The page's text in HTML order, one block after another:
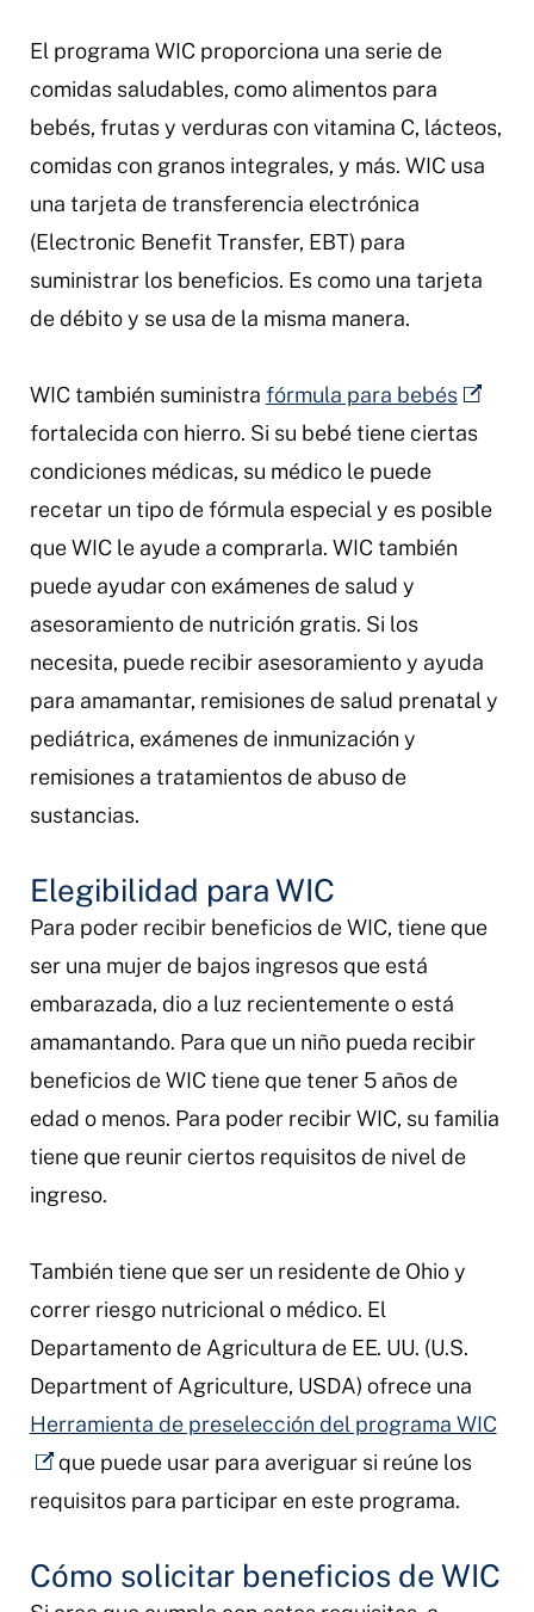
El programa WIC proporciona una serie de
comidas saludables, como alimentos para
bebés, frutas y verduras con vitamina C, lácteos,
comidas con granos integrales, y más. WIC usa
una tarjeta de transferencia electrónica
(Electronic Benefit Transfer, EBT) para
suministrar los beneficios. Es como una tarjeta
de débito y se usa de la misma manera.
WIC también suministra fórmula para bebés
fortalecida con hierro. Si su bebé tiene ciertas
condiciones médicas, su médico le puede
recetar un tipo de fórmula especial y es posible
que WIC le ayude a comprarla. WIC también
puede ayudar con exámenes de salud y
asesoramiento de nutrición gratis. Si los
necesita, puede recibir asesoramiento y ayuda
para amamantar, remisiones de salud prenatal y
pediátrica, exámenes de inmunización y
remisiones a tratamientos de abuso de
sustancias.
Elegibilidad para WIC
Para poder recibir beneficios de WIC, tiene que
ser una mujer de bajos ingresos que está
embarazada, dio a luz recientemente o está
amamantando. Para que un niño pueda recibir
beneficios de WIC tiene que tener 5 años de
edad o menos. Para poder recibir WIC, su familia
tiene que reunir ciertos requisitos de nivel de
ingreso.
También tiene que ser un residente de Ohio y
correr riesgo nutricional o médico. El
Departamento de Agricultura de EE. UU. (U.S.
Department of Agriculture, USDA) ofrece una
Herramienta de preselección del programa WIC
que puede usar para averiguar si reúne los
requisitos para participar en este programa.
Cómo solicitar beneficios de WIC